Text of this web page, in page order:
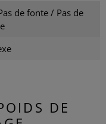
de fonte / Pas de
DE